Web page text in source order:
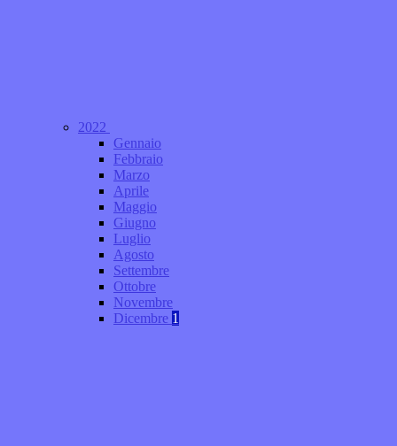
2022
Gennaio
Febbraio
Marzo
Aprile
Maggio
Giugno
Luglio
Agosto
Settembre
Ottobre
Novembre
Dicembre 1